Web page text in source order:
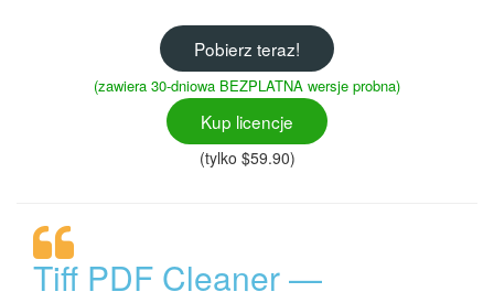
Pobierz teraz!
(zawiera 30-dniowa BEZPLATNA wersje probna)
Kup licencje
(tylko $59.90)
Tiff PDF Cleaner —